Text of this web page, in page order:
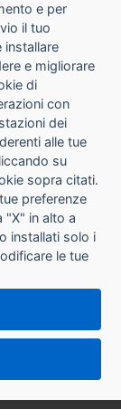
e per
il tuo
e migliorare
di
con
dei
alle tue
su
sopra citati.
preferenze
"X" in alto a
installati solo i
le tue
maggiori
cookie